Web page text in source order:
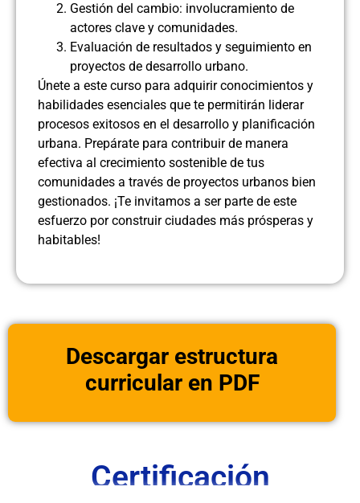
Gestión del cambio: involucramiento de
actores clave y comunidades.
Evaluación de resultados y seguimiento en
proyectos de desarrollo urbano.
Únete a este curso para adquirir conocimientos y
habilidades esenciales que te permitirán liderar
procesos exitosos en el desarrollo y planificación
urbana. Prepárate para contribuir de manera
efectiva al crecimiento sostenible de tus
comunidades a través de proyectos urbanos bien
gestionados. ¡Te invitamos a ser parte de este
esfuerzo por construir ciudades más prósperas y
habitables!
Descargar estructura
curricular en PDF
Certificación